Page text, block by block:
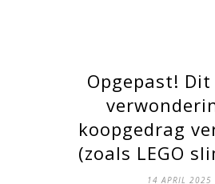
Opgepast!
koopgedrag
(zoals LEGO
14 APRIL 2025